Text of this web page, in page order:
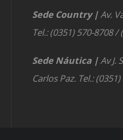
Sede Country |Av.
Tel.: (0351) 570-8708 /
Sede Náutica |Av J.
Carlos Paz. Tel.: